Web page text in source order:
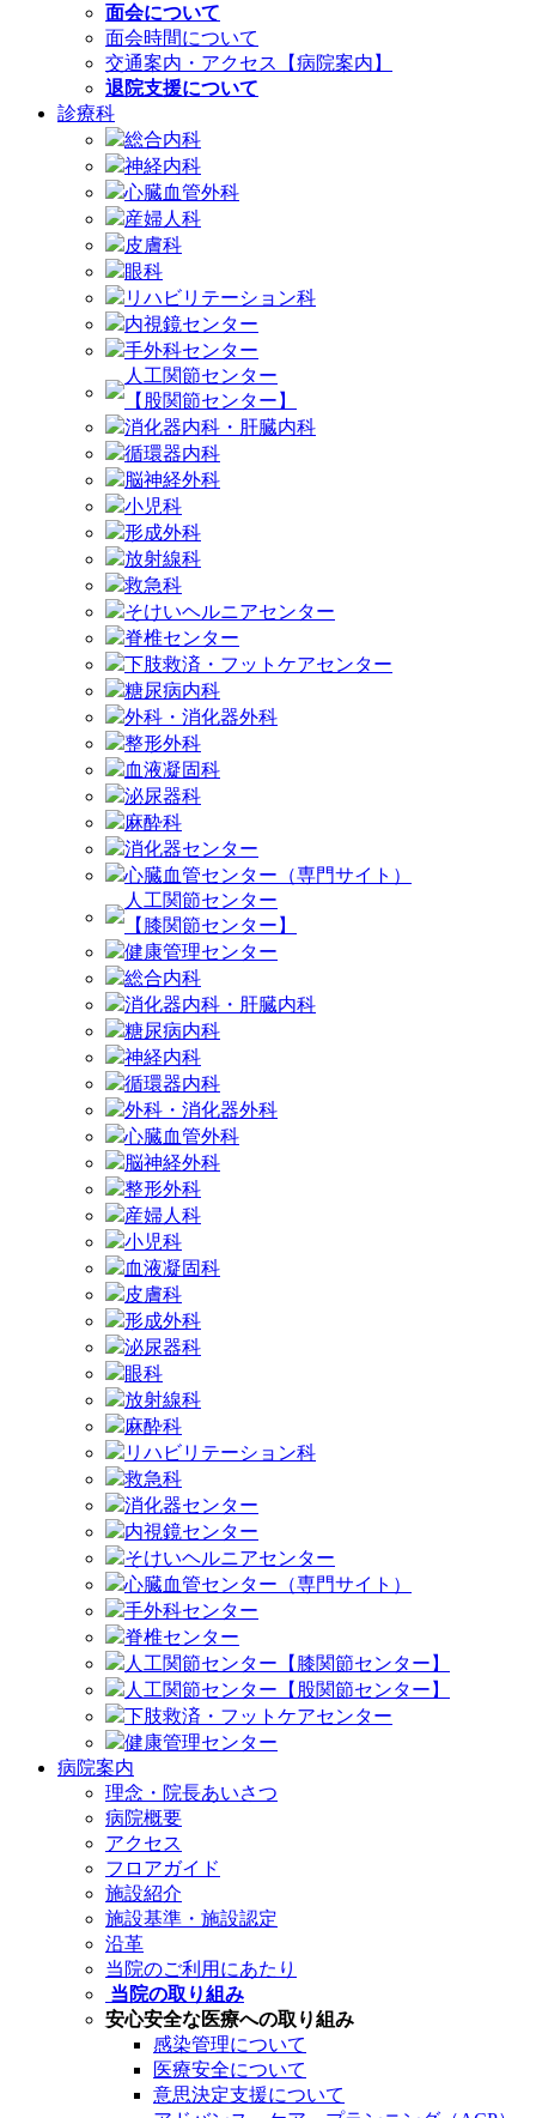
面会について
面会時間について
交通案内・アクセス【病院案内】
退院支援について
診療科
総合内科
神経内科
心臓血管外科
産婦人科
皮膚科
眼科
リハビリテーション科
内視鏡センター
手外科センター
人工関節センター
【股関節センター】
消化器内科・肝臓内科
循環器内科
脳神経外科
小児科
形成外科
放射線科
救急科
そけいヘルニアセンター
脊椎センター
下肢救済・フットケアセンター
糖尿病内科
外科・消化器外科
整形外科
血液凝固科
泌尿器科
麻酔科
消化器センター
心臓血管センター（専門サイト）
人工関節センター
【膝関節センター】
健康管理センター
総合内科
消化器内科・肝臓内科
糖尿病内科
神経内科
循環器内科
外科・消化器外科
心臓血管外科
脳神経外科
整形外科
産婦人科
小児科
血液凝固科
皮膚科
形成外科
泌尿器科
眼科
放射線科
麻酔科
リハビリテーション科
救急科
消化器センター
内視鏡センター
そけいヘルニアセンター
心臓血管センター（専門サイト）
手外科センター
脊椎センター
人工関節センター【膝関節センター】
人工関節センター【股関節センター】
下肢救済・フットケアセンター
健康管理センター
病院案内
理念・院長あいさつ
病院概要
アクセス
フロアガイド
施設紹介
施設基準・施設認定
沿革
当院のご利用にあたり
当院の取り組み
安心安全な医療への取り組み
感染管理について
医療安全について
意思決定支援について